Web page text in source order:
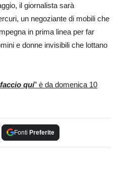
il giornalista sarà
un negoziante di mobili che
in prima linea per far
e donne invisibili che lottano
qui” è da domenica 10
Fonti Preferite